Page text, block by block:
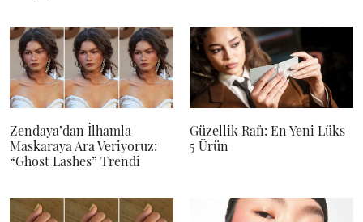
Zendaya’dan İlhamla
Maskaraya Ara Veriyoruz:
“Ghost Lashes” Trendi
Güzellik Rafı: En Yeni Lüks
5 Ürün